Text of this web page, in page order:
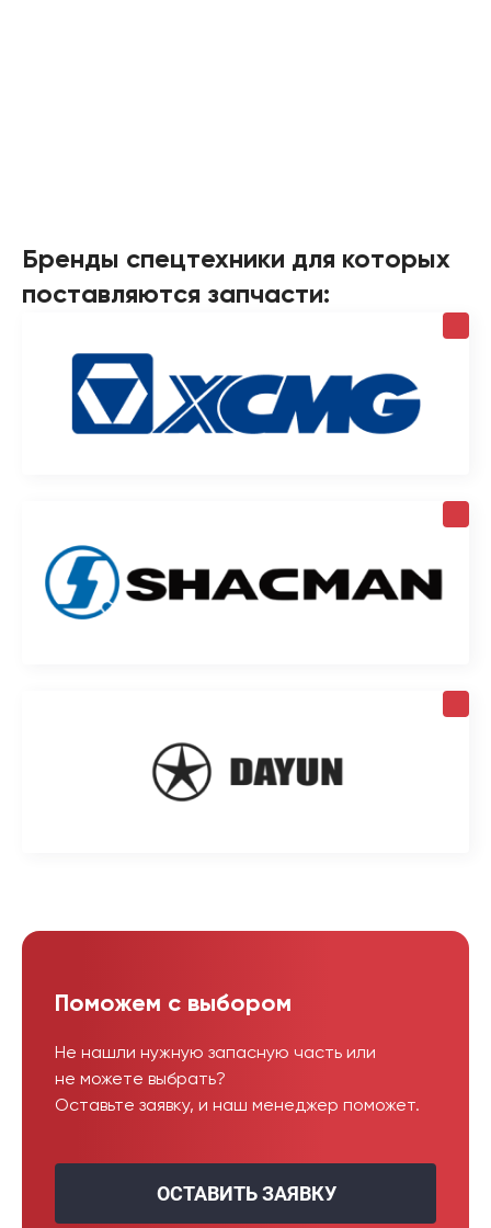
Бренды спецтехники для которых
поставляются запчасти:
Поможем с выбором
Не нашли нужную запасную часть или
не можете выбрать?
Оставьте заявку, и наш менеджер поможет.
ОСТАВИТЬ ЗАЯВКУ